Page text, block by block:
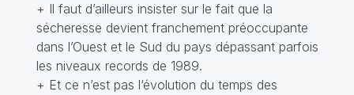
+ Il faut d’ailleurs insister sur le fait que la
sécheresse devient franchement préoccupante
dans l’Ouest et le Sud du pays dépassant parfois
les niveaux records de 1989.
+ Et ce n’est pas l‘évolution du temps des